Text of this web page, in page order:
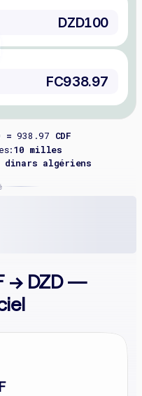
=938.97 CDF
10 milles
dinars algériens
→ DZD —